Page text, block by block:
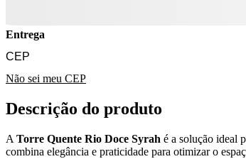
Entrega
Não sei meu CEP
Descrição do produto
A Torre Quente Rio Doce Syrah é a solução ideal
combina elegância e praticidade para otimizar o